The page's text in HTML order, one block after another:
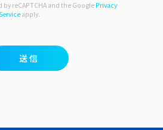
reCAPTCHA and the Google Privacy
apply.